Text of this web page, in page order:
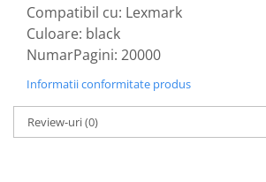
Supraveghere video
Compatibil cu: Lexmark
Culoare: black
NumarPagini: 20000
Informatii conformitate produs
Review-uri(0)